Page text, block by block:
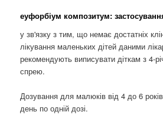
еуфорбіум композитум:
у зв'язку з тим, що немає достатніх
лікування маленьких дітей даними
рекомендують виписувати діткам з 4-
спрею.
Дозування для малюків від 4 до 6
день по одній дозі.